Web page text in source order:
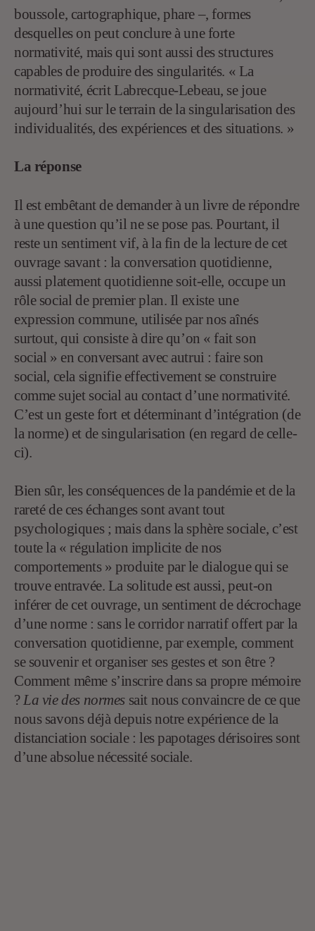
boussole, cartographique, phare –, formes
desquelles on peut conclure à une forte
normativité, mais qui sont aussi des structures
capables de produire des singularités. « La
normativité, écrit Labrecque-Lebeau, se joue
aujourd’hui sur le terrain de la singularisation des
individualités, des expériences et des situations. »
La réponse
Il est embêtant de demander à un livre de répondre
à une question qu’il ne se pose pas. Pourtant, il
reste un sentiment vif, à la fin de la lecture de cet
ouvrage savant : la conversation quotidienne,
aussi platement quotidienne soit-elle, occupe un
rôle social de premier plan. Il existe une
expression commune, utilisée par nos aînés
surtout, qui consiste à dire qu’on « fait son
social » en conversant avec autrui : faire son
social, cela signifie effectivement se construire
comme sujet social au contact d’une normativité.
C’est un geste fort et déterminant d’intégration (de
la norme) et de singularisation (en regard de celle-
ci).
Bien sûr, les conséquences de la pandémie et de la
rareté de ces échanges sont avant tout
psychologiques ; mais dans la sphère sociale, c’est
toute la « régulation implicite de nos
comportements » produite par le dialogue qui se
trouve entravée. La solitude est aussi, peut-on
inférer de cet ouvrage, un sentiment de décrochage
d’une norme : sans le corridor narratif offert par la
conversation quotidienne, par exemple, comment
se souvenir et organiser ses gestes et son être ?
Comment même s’inscrire dans sa propre mémoire
?La vie des normes sait nous convaincre de ce que
nous savons déjà depuis notre expérience de la
distanciation sociale : les papotages dérisoires sont
d’une absolue nécessité sociale.